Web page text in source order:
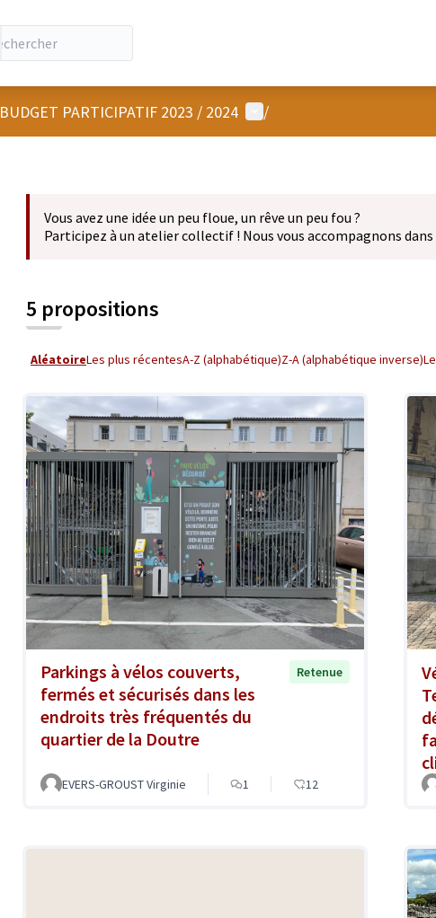
BUDGET PARTICIPATIF 2023 / 2024 Menu utilisateur
/
Vous avez une idée un peu floue, un rêve un peu fou ?
Participez à un atelier collectif ! Nous vous accompagnons dans
5 propositions
AléatoireLes plus récentesA-Z (alphabétique)Z-A (alphabétique inverse)
Parkings à vélos couverts,
fermés et sécurisés dans les
endroits très fréquentés du
quartier de la Doutre
Retenue
EVERS-GROUST Virginie 1 12